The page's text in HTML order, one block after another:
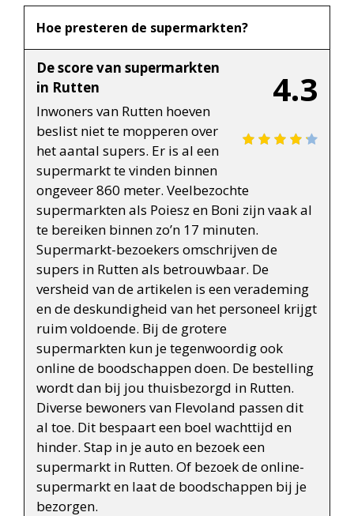
Hoe presteren de supermarkten?
4.3
De score van supermarkten
in Rutten
Inwoners van Rutten hoeven
beslist niet te mopperen over
het aantal supers. Er is al een
supermarkt te vinden binnen
ongeveer 860 meter. Veelbezochte
supermarkten als Poiesz en Boni zijn vaak al
te bereiken binnen zo’n 17 minuten.
Supermarkt-bezoekers omschrijven de
supers in Rutten als betrouwbaar. De
versheid van de artikelen is een verademing
en de deskundigheid van het personeel krijgt
ruim voldoende. Bij de grotere
supermarkten kun je tegenwoordig ook
online de boodschappen doen. De bestelling
wordt dan bij jou thuisbezorgd in Rutten.
Diverse bewoners van Flevoland passen dit
al toe. Dit bespaart een boel wachttijd en
hinder. Stap in je auto en bezoek een
supermarkt in Rutten. Of bezoek de online-
supermarkt en laat de boodschappen bij je
bezorgen.